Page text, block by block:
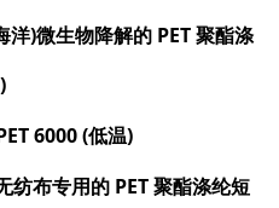
洋)微生物降解的 PET 聚酯涤
6000 (低温)
纺布专用的 PET 聚酯涤纶短